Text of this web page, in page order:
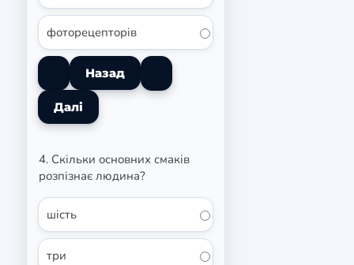
фоторецепторів
4. Скільки основних смаків
розпізнає людина?
шість
три